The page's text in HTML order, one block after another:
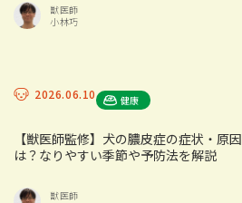
獣医師
小林巧
2026.06.10 健康
【獣医師監修】犬の膿皮症の症状・原因
は？なりやすい季節や予防法を解説
獣医師